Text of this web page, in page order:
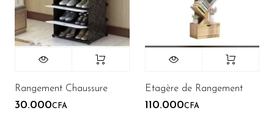
Rangement Chaussure
30.000CFA
Etagère de Rangement
110.000CFA